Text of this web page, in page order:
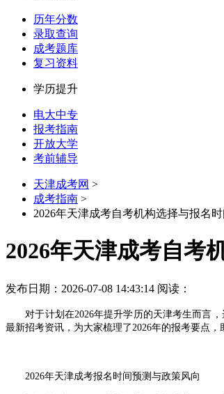
历年分数
录取查询
成考题库
复习资料
学历提升
电大中专
报考指南
开放大学
考前辅导
天津成考网 >
成考指南 >
2026年天津成考自考机构选择与报名时
2026年天津成考自考
发布日期：2026-07-08 14:43:14 阅读：
对于计划在2026年提升学历的天津考生而言，
最新招考资讯，为大家梳理了2026年的报考要点，
2026年天津成考报名时间预测与政策风向